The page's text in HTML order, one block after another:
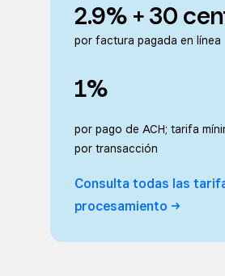
2.9% + 30
por factura pagada en línea
1%
por pago de ACH; tarifa
por transacción
Consulta todas las
procesamiento